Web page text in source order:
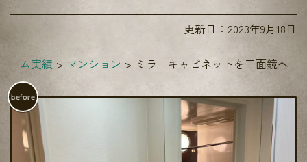
更新日： 2023年9月18日
ーム実績 マンション ミラーキャビネットを三面鏡へ
before